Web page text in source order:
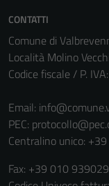
CONTATTI
Comune di
Località Molino
Codice fiscale / P.
Email:
PEC:
Centralino unico:
Fax: +39 010